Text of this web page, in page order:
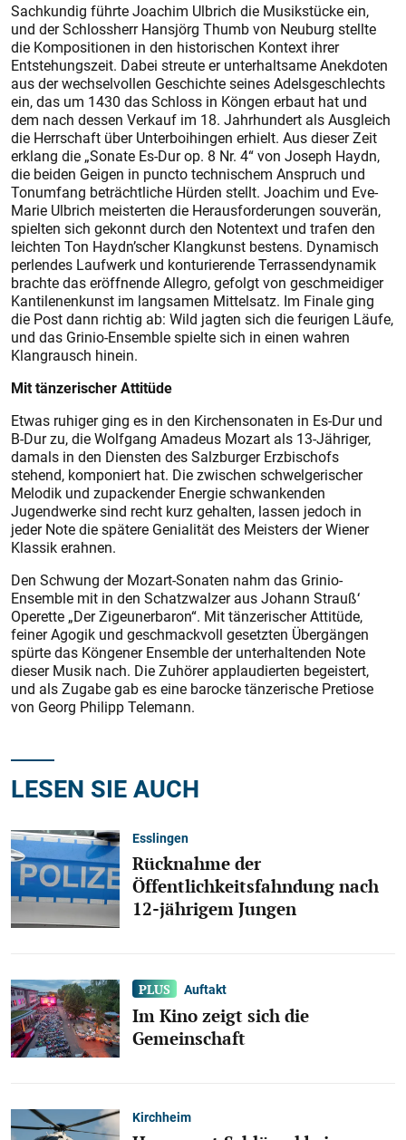
Sachkundig führte Joachim Ulbrich die Musikstücke ein,
und der Schlossherr Hansjörg Thumb von Neuburg stellte
die Kompositionen in den historischen Kontext ihrer
Entstehungszeit. Dabei streute er unterhaltsame Anekdoten
aus der wechselvollen Geschichte seines Adelsgeschlechts
ein, das um 1430 das Schloss in Köngen erbaut hat und
dem nach dessen Verkauf im 18. Jahrhundert als Ausgleich
die Herrschaft über Unterboihingen erhielt. Aus dieser Zeit
erklang die „Sonate Es-Dur op. 8 Nr. 4“ von Joseph Haydn,
die beiden Geigen in puncto technischem Anspruch und
Tonumfang beträchtliche Hürden stellt. Joachim und Eve-
Marie Ulbrich meisterten die Herausforderungen souverän,
spielten sich gekonnt durch den Notentext und trafen den
leichten Ton Haydn’scher Klangkunst bestens. Dynamisch
perlendes Laufwerk und konturierende Terrassendynamik
brachte das eröffnende Allegro, gefolgt von geschmeidiger
Kantilenenkunst im langsamen Mittelsatz. Im Finale ging
die Post dann richtig ab: Wild jagten sich die feurigen Läufe,
und das Grinio-Ensemble spielte sich in einen wahren
Klangrausch hinein.
Mit tänzerischer Attitüde
Etwas ruhiger ging es in den Kirchensonaten in Es-Dur und
B-Dur zu, die Wolfgang Amadeus Mozart als 13-Jähriger,
damals in den Diensten des Salzburger Erzbischofs
stehend, komponiert hat. Die zwischen schwelgerischer
Melodik und zupackender Energie schwankenden
Jugendwerke sind recht kurz gehalten, lassen jedoch in
jeder Note die spätere Genialität des Meisters der Wiener
Klassik erahnen.
Den Schwung der Mozart-Sonaten nahm das Grinio-
Ensemble mit in den Schatzwalzer aus Johann Strauß‘
Operette „Der Zigeunerbaron“. Mit tänzerischer Attitüde,
feiner Agogik und geschmackvoll gesetzten Übergängen
spürte das Köngener Ensemble der unterhaltenden Note
dieser Musik nach. Die Zuhörer applaudierten begeistert,
und als Zugabe gab es eine barocke tänzerische Pretiose
von Georg Philipp Telemann.
LESEN SIE AUCH
Esslingen
Rücknahme der
Öffentlichkeitsfahndung nach
12-jährigem Jungen
Auftakt
Im Kino zeigt sich die
Gemeinschaft
Kirchheim